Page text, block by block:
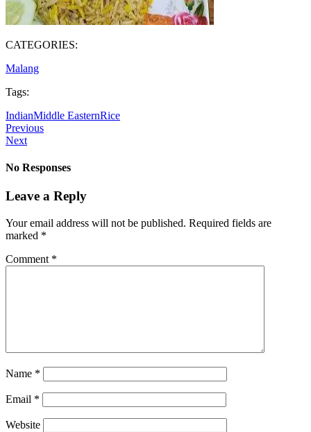
CATEGORIES:
Malang
Tags:
IndianMiddle EasternRice
Previous
Next
No Responses
Leave a Reply
Your email address will not be published. Required fields are
marked *
Comment *
Name *
Email *
Website